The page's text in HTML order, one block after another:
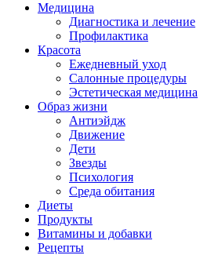
Медицина
Диагностика и лечение
Профилактика
Красота
Ежедневный уход
Салонные процедуры
Эстетическая медицина
Образ жизни
Антиэйдж
Движение
Дети
Звезды
Психология
Среда обитания
Диеты
Продукты
Витамины и добавки
Рецепты